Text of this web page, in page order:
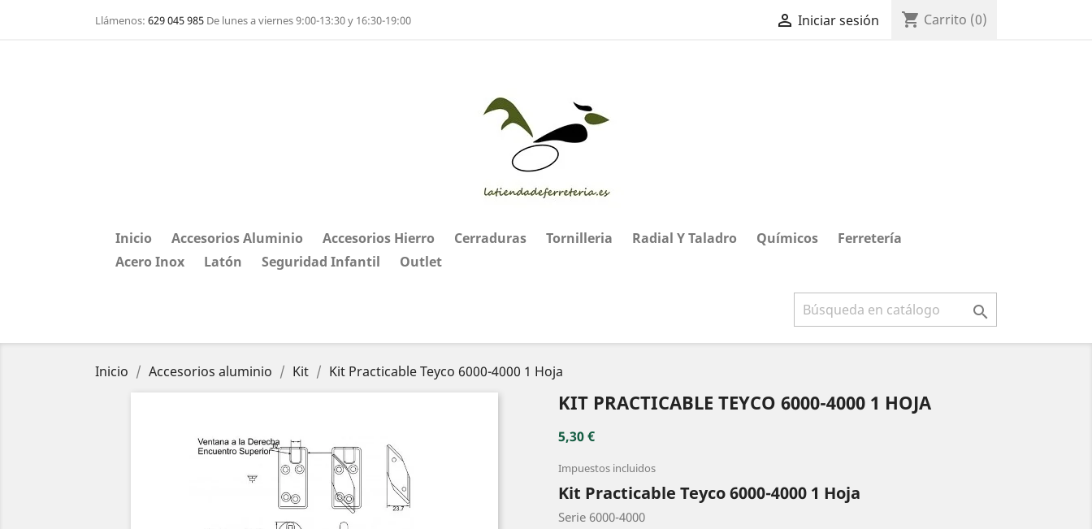
Llámenos: 629 045 985 De lunes a viernes 9:00-13:30 y 16:30-19:00  Iniciar sesión shopping_cart Carrito (0)
Inicio Accesorios Aluminio Accesorios Hierro Cerraduras Tornilleria Radial Y Taladro Químicos
Ferretería
Acero Inox
Latón Seguridad Infantil Outlet

Inicio Accesorios aluminio Kit Kit Practicable Teyco 6000-4000 1 Hoja
KIT PRACTICABLE TEYCO 6000-4000 1 HOJA
5,30 €
Impuestos incluidos
Kit Practicable Teyco 6000-4000 1 Hoja
Serie 6000-4000